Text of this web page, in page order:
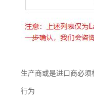
生产商或是进口商必
行为